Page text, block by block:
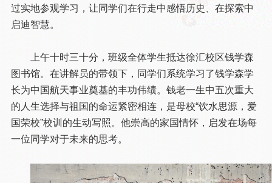
过实地参观学习，让同学们在行走中感悟历史、在探索中
启迪智慧。
上午十时三十分，班级全体学生抵达徐汇校区钱学森
图书馆。在讲解员的带领下，同学们系统学习了钱学森学
长为中国航天事业奠基的丰功伟绩。钱老一生中五次重大
的人生选择与祖国的命运紧密相连，是母校“饮水思源，爱
国荣校”校训的生动写照。他崇高的家国情怀，启发在场每
一位同学对于未来的思考。